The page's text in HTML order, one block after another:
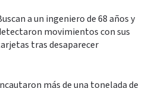
a un ingeniero de 68 años y
movimientos con sus
tras desaparecer
más de una tonelada de